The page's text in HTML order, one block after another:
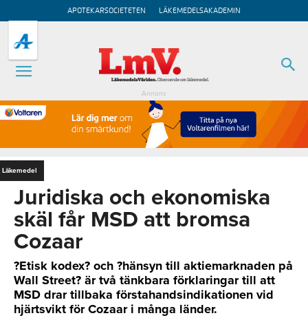
APOTEKARSOCIETETEN LÄKEMEDELSAKADEMIN
Annons
Läkemedel
Juridiska och ekonomiska
skäl får MSD att bromsa
Cozaar
?Etisk kodex? och ?hänsyn till aktiemarknaden på
Wall Street? är två tänkbara förklaringar till att
MSD drar tillbaka förstahandsindikationen vid
hjärtsvikt för Cozaar i många länder.